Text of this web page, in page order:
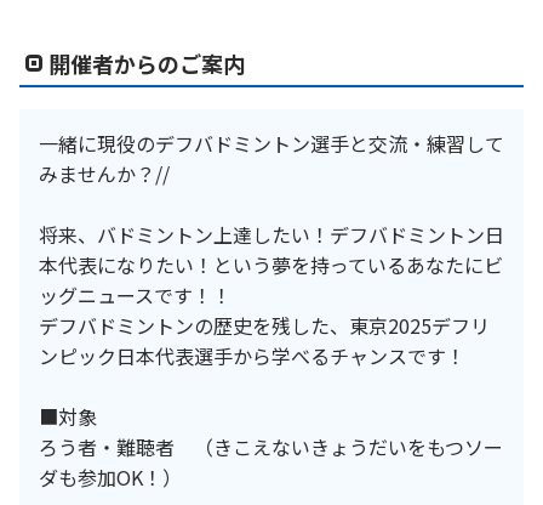
開催者からのご案内
一緒に現役のデフバドミントン選手と交流・練習して
みませんか？//
将来、バドミントン上達したい！デフバドミントン日
本代表になりたい！という夢を持っているあなたにビ
ッグニュースです！！
デフバドミントンの歴史を残した、東京2025デフリ
ンピック日本代表選手から学べるチャンスです！
■対象
ろう者・難聴者 （きこえないきょうだいをもつソー
ダも参加OK！）